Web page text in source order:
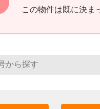
この物件は既に決ま